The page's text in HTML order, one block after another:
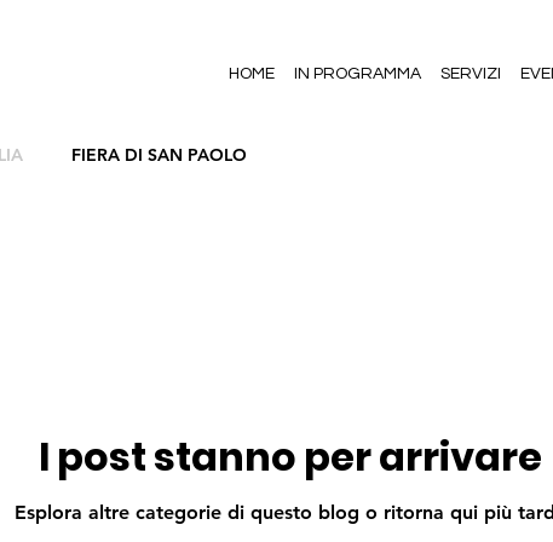
HOME IN PROGRAMMA SERVIZI
FIERA DI SAN PAOLO
I post stanno per arrivare
Esplora altre categorie di questo blog o ritorna qui più